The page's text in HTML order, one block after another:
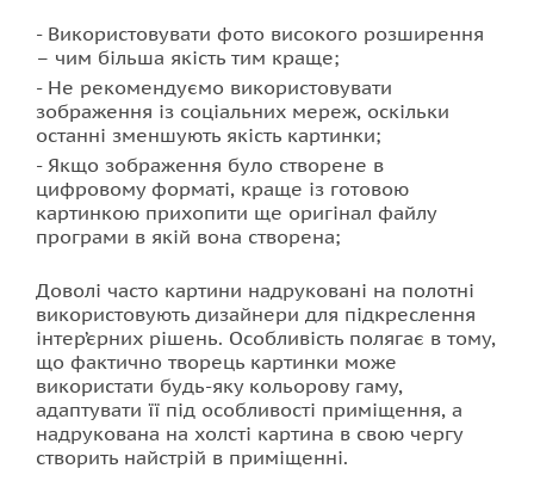
Використовувати фото високого розширення
– чим більша якість тим краще;
Не рекомендуємо використовувати
зображення із соціальних мереж, оскільки
останні зменшують якість картинки;
Якщо зображення було створене в
цифровому форматі, краще із готовою
картинкою прихопити ще оригінал файлу
програми в якій вона створена;
Доволі часто картини надруковані на полотні
використовують дизайнери для підкреслення
інтер’єрних рішень. Особливість полягає в тому,
що фактично творець картинки може
використати будь-яку кольорову гаму,
адаптувати її під особливості приміщення, а
надрукована на холсті картина в свою чергу
створить найстрій в приміщенні.